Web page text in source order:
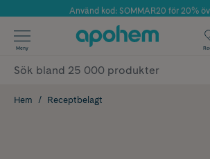
Årets Butik 2025 inom
Använd kod: SOMMAR20 för 20%
✓ Fri frakt
✓ Poäng på alla köp*
Meny
Hem Receptbelagt